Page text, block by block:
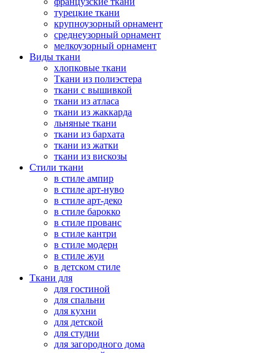
турецкие ткани
крупноузорный орнамент
среднеузорный орнамент
мелкоузорный орнамент
Виды ткани
хлопковые ткани
Ткани из полиэстера
ткани с вышивкой
ткани из атласа
ткани из жаккарда
льняные ткани
ткани из бархата
ткани из жатки
ткани из вискозы
Стили ткани
в стиле ампир
в стиле арт-нуво
в стиле арт-деко
в стиле барокко
в стиле прованс
в стиле кантри
в стиле модерн
в стиле жуи
в детском стиле
Ткани для
для гостиной
для спальни
для кухни
для детской
для студии
для загородного дома